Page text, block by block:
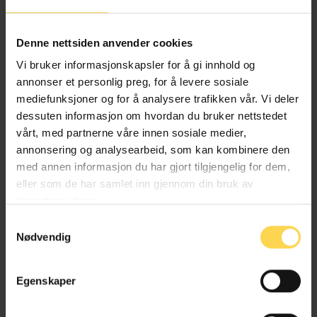
Denne nettsiden anvender cookies
Vi bruker informasjonskapsler for å gi innhold og
annonser et personlig preg, for å levere sosiale
mediefunksjoner og for å analysere trafikken vår. Vi deler
dessuten informasjon om hvordan du bruker nettstedet
vårt, med partnerne våre innen sosiale medier,
annonsering og analysearbeid, som kan kombinere den
med annen informasjon du har gjort tilgjengelig for dem,
eller som de har samlet inn gjennom din bruk av
Nødvendig
Egenskaper
Helse- og omsorgsrett
Angrerettloven
EU/EØS-rett
Forbruker-, kjøps- og konkurranserett